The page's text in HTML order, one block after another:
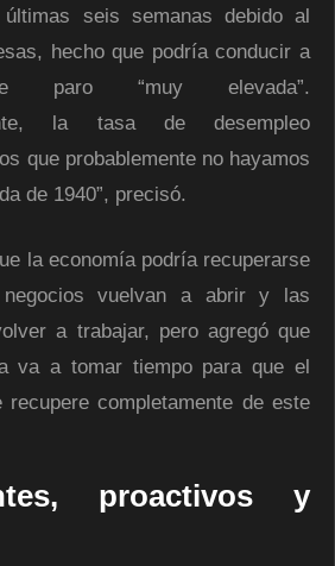
seis semanas debido al
hecho que podría conducir a
“muy elevada”.
la tasa de desempleo
que probablemente no hayamos
de 1940”, precisó.
la economía podría recuperarse
vuelvan a abrir y las
a trabajar, pero agregó que
va a tomar tiempo para que el
recupere completamente de este
proactivos y